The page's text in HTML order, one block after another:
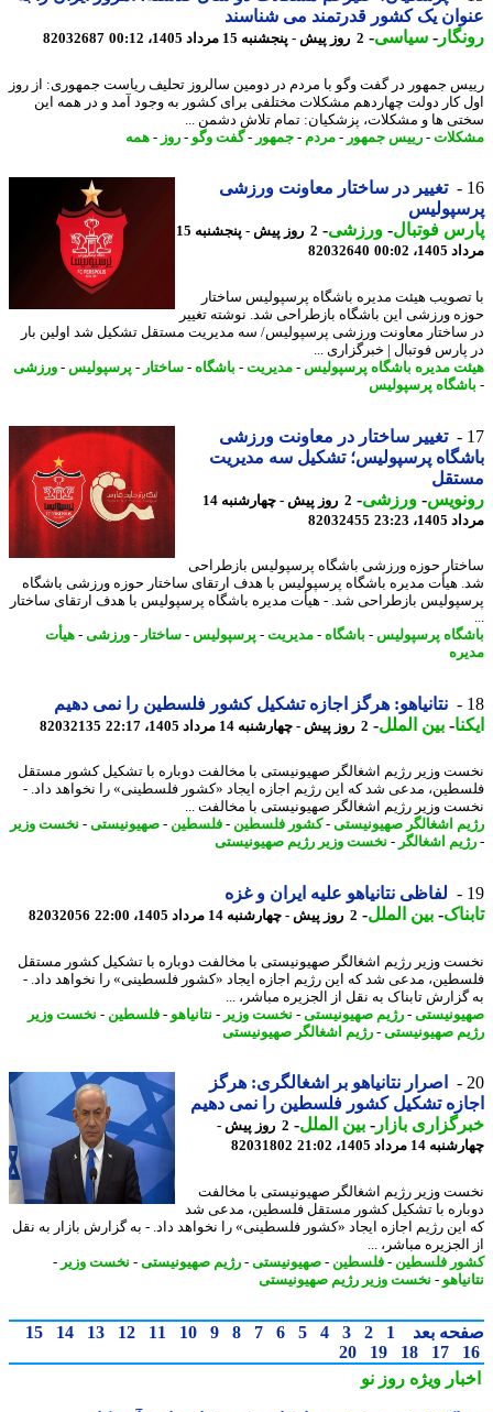
یک کشور قدرتمند می شناسند
-سیاسی-2 روز پیش - پنجشنبه 15 مرداد 1405، 00:12 82032687
جمهور در گفت وگو با مردم در دومین سالروز تحلیف ریاست جمهوری: از روز
کار دولت چهاردهم مشکلات مختلفی برای کشور به وجود آمد و در همه این
ها و مشکلات، پزشکیان: تمام تلاش دشمن ...
-رییس جمهور-مردم- جمهور-گفت وگو-روز- همه
تغییر در ساختار معاونت ورزشی
فوتبال-ورزشی-
2 روز پیش - پنجشنبه 15
00:02
82032640
هیئت مدیره باشگاه پرسپولیس ساختار
ورزشی این باشگاه بازطراحی شد. نوشته تغییر
معاونت ورزشی پرسپولیس/ سه مدیریت مستقل تشکیل شد اولین بار
فوتبال | خبرگزاری ...
مدیره باشگاه پرسپولیس-مدیریت-باشگاه-ساختار-پرسپولیس-ورزشی
پرسپولیس
تغییر ساختار در معاونت ورزشی
پرسپولیس؛ تشکیل سه مدیریت
-ورزشی-
2 روز پیش - چهارشنبه 14
23:23
82032455
حوزه ورزشی باشگاه پرسپولیس بازطراحی
هیأت مدیره باشگاه پرسپولیس با هدف ارتقای ساختار حوزه ورزشی باشگاه
بازطراحی شد. - هیأت مدیره باشگاه پرسپولیس با هدف ارتقای ساختار
پرسپولیس-باشگاه-مدیریت-پرسپولیس-ساختار-ورزشی -هیأت
نتانیاهو: هرگز اجازه تشکیل کشور فلسطین را نمی دهیم
-بین الملل-2 روز پیش - چهارشنبه 14 مرداد 1405، 22:17 82032135
وزیر رژیم اشغالگر صهیونیستی با مخالفت دوباره با تشکیل کشور مستقل
مدعی شد که این رژیم اجازه ایجاد «کشور فلسطینی» را نخواهد داد. -
وزیر رژیم اشغالگر صهیونیستی با مخالفت ...
اشغالگر صهیونیستی-کشور فلسطین-فلسطین-صهیونیستی-نخست وزیر
اشغالگر-نخست وزیر رژیم صهیونیستی
لفاظی نتانیاهو علیه ایران و غزه
-بین الملل-2 روز پیش - چهارشنبه 14 مرداد 1405، 22:00 82032056
وزیر رژیم اشغالگر صهیونیستی با مخالفت دوباره با تشکیل کشور مستقل
مدعی شد که این رژیم اجازه ایجاد «کشور فلسطینی» را نخواهد داد. -
تابناک به نقل از الجزیره مباشر، ...
-رژیم صهیونیستی-نخست وزیر - نتانیاهو-فلسطین-نخست وزیر
صهیونیستی-رژیم اشغالگر صهیونیستی
اصرار نتانیاهو بر اشغالگری: هرگز
تشکیل کشور فلسطین را نمی دهیم
بازار- بین الملل- 2 روز پیش -
مرداد 1405، 21:02
82031802
وزیر رژیم اشغالگر صهیونیستی با مخالفت
با تشکیل کشور مستقل فلسطین، مدعی شد
رژیم اجازه ایجاد «کشور فلسطینی» را نخواهد داد. - به گزارش بازار به نقل
مباشر، ...
فلسطین-فلسطین-صهیونیستی-رژیم صهیونیستی-نخست وزیر -
-نخست وزیر رژیم صهیونیستی
بعد 1
2
3
4
5
6
7
8
9
10
11
12
13
14
15
17
18
19
20
ویژهروز نو